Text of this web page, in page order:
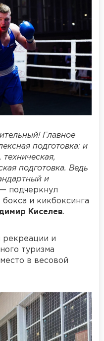
Главное
подготовка: и
подготовка. Ведь
и
подчеркнул
и кикбоксинга
Киселев.
рекреации и
туризма
в весовой